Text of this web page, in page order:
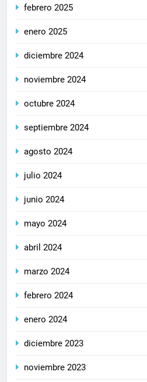
febrero 2025
enero 2025
diciembre 2024
noviembre 2024
octubre 2024
septiembre 2024
agosto 2024
julio 2024
junio 2024
mayo 2024
abril 2024
marzo 2024
febrero 2024
enero 2024
diciembre 2023
noviembre 2023